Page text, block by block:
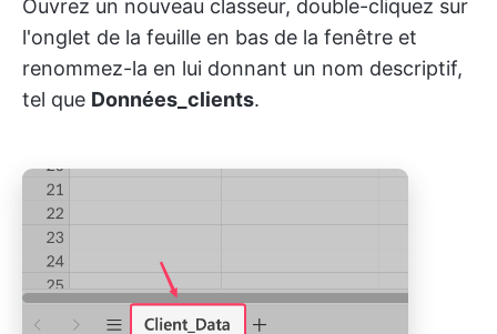
Ouvrez un nouveau classeur, double-cliquez sur
l'onglet de la feuille en bas de la fenêtre et
renommez-la en lui donnant un nom descriptif,
tel que Données_clients.